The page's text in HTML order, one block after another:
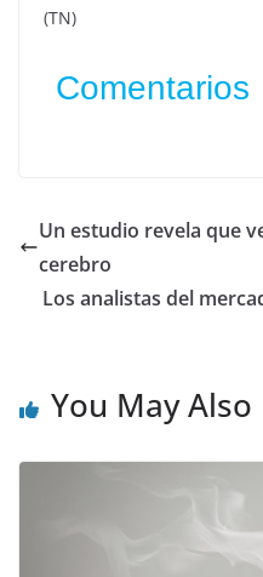
(TN)
Comentarios
Un estudio revela que
cerebro
Los analistas del
You May Also